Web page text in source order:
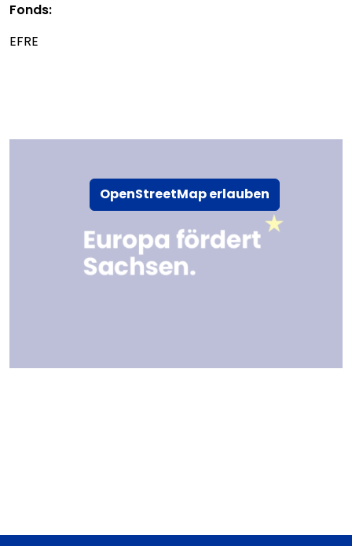
OpenStreetMap erlauben
Fonds:
EFRE